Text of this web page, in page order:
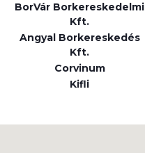
BorVár Borkereskedelmi
Kft.
Angyal Borkereskedés
Kft.
Corvinum
Kifli